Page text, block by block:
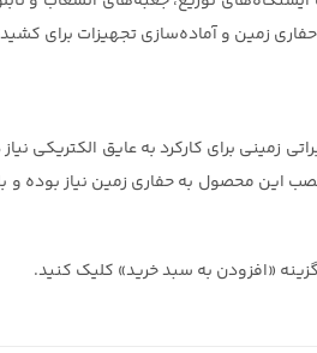
زمین و آماده‌سازی تجهیزات برای
برای کارکرد به عایق الکتریکی نیاز
این محصول به حفاری زمین نیاز بوده و